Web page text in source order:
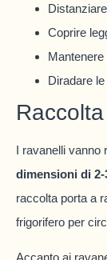
Coprire
Diradare
I ravanelli vanno
dimensioni di
raccolta porta a
frigorifero per